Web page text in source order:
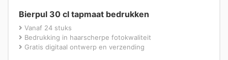
Bierpul 30 cl tapmaat bedrukken
Vanaf 24 stuks
Bedrukking in haarscherpe fotokwaliteit
Gratis digitaal ontwerp en verzending